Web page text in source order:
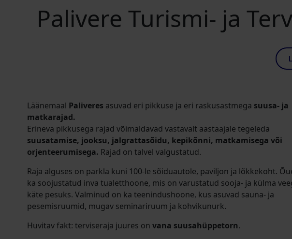
Palivere Turismi- ja
Läänemaal Paliveres asuvad eri pikkuse ja eri raskusastmega suusa- ja
matkarajad.
Erineva pikkusega rajad võimaldavad vastavalt aastaajale tegeleda
suusatamise, jooksu, jalgrattasõidu, kepikõnni, matkamisega või
orjenteerumisega. Rajad on talvel valgustatud.
Raja alguses on parkla kuni 100-le sõiduautole, paviljon ja lõkkekoht.
ka soojustatud inva tualetthoone, mis on varustatud sooja- ja külma
käte pesuks. Valminud on ka teenindushoone, kus asuvad sauna- ja
pesemisruumid, mugav seminariruum ja kohvikunurk.
Huvitav fakt: terviseraja juures on vana suusahüppetorn.